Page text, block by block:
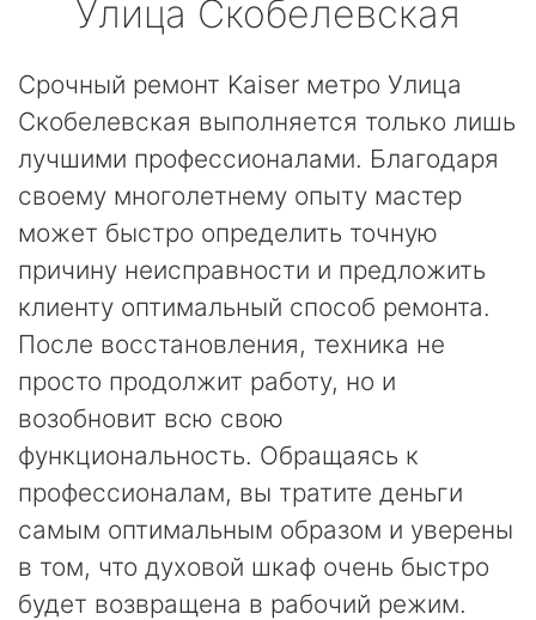
Улица Скобелевская
Срочный ремонт Kaiser метро Улица
Скобелевская выполняется только лишь
лучшими профессионалами. Благодаря
своему многолетнему опыту мастер
может быстро определить точную
причину неисправности и предложить
клиенту оптимальный способ ремонта.
После восстановления, техника не
просто продолжит работу, но и
возобновит всю свою
функциональность. Обращаясь к
профессионалам, вы тратите деньги
самым оптимальным образом и уверены
в том, что духовой шкаф очень быстро
будет возвращена в рабочий режим.